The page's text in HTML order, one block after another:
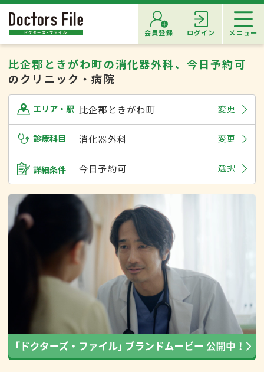
会員登録 ログイン メニュー
比企郡ときがわ町の消化器外科、今日予約可
のクリニック・病院
エリア・駅 比企郡ときがわ町 変更
診療科目 消化器外科 変更
詳細条件 今日予約可 選択